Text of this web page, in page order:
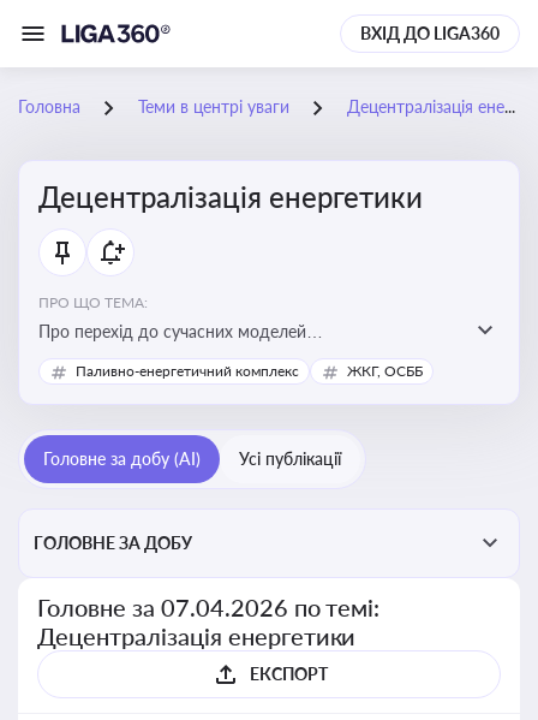
ВХІД ДО LIGA360
Головна Теми в центрі уваги Децентралізація енергетики
Децентралізація енергетики
ПРО ЩО ТЕМА:
Про перехід до сучасних моделей
енергозабезпечення, де виробництво електроенергії
здійснюється ближче до споживача. Це важливо для
втрат при транспортуванні енергії та стимулювання
розвитку відновлюваних джерел
Паливно-енергетичний комплекс ЖКГ, ОСББ
Головне за добу (AI) Усі публікації
ГОЛОВНЕ ЗА ДОБУ
Головне за 07.04.2026 по темі:
Децентралізація енергетики
ЕКСПОРТ